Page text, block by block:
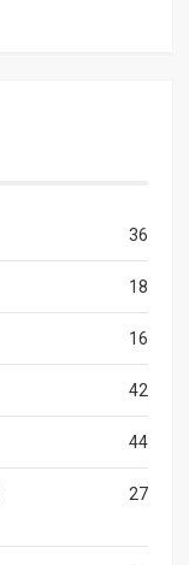
36
18
16
42
44
27